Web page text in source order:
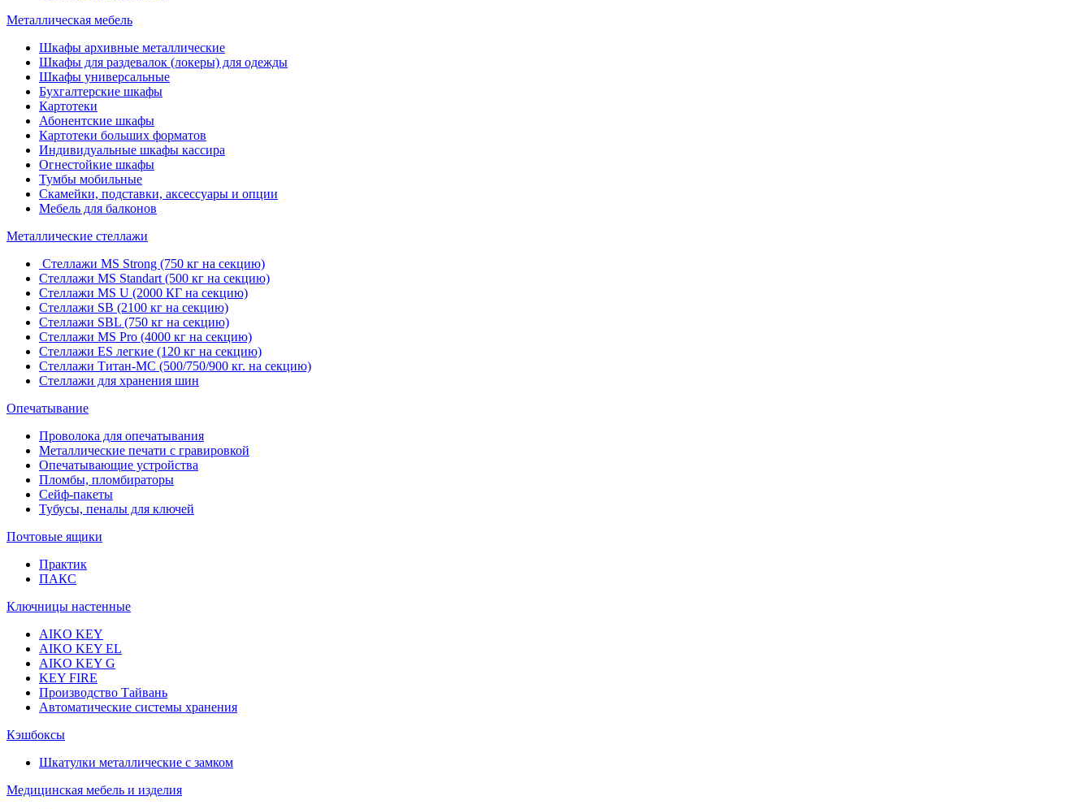
Металлическая мебель
Шкафы архивные металлические
Шкафы для раздевалок (локеры) для одежды
Шкафы универсальные
Бухгалтерские шкафы
Картотеки
Абонентские шкафы
Картотеки больших форматов
Индивидуальные шкафы кассира
Огнестойкие шкафы
Тумбы мобильные
Скамейки, подставки, аксессуары и опции
Мебель для балконов
Металлические стеллажи
Стеллажи MS Strong (750 кг на секцию)
Стеллажи MS Standart (500 кг на секцию)
Стеллажи MS U (2000 КГ на секцию)
Стеллажи SB (2100 кг на секцию)
Стеллажи SBL (750 кг на секцию)
Стеллажи MS Pro (4000 кг на секцию)
Стеллажи ES легкие (120 кг на секцию)
Стеллажи Титан-МС (500/750/900 кг. на секцию)
Стеллажи для хранения шин
Опечатывание
Проволока для опечатывания
Металлические печати с гравировкой
Опечатывающие устройства
Пломбы, пломбираторы
Сейф-пакеты
Тубусы, пеналы для ключей
Почтовые ящики
Практик
ПАКС
Ключницы настенные
AIKO KEY
AIKO KEY EL
AIKO KEY G
KEY FIRE
Производство Тайвань
Автоматические системы хранения
Кэшбоксы
Шкатулки металлические с замком
Медицинская мебель и изделия